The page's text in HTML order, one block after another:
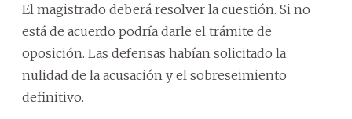
El magistrado deberá resolver la cuestión. Si no
está de acuerdo podría darle el trámite de
oposición. Las defensas habían solicitado la
nulidad de la acusación y el sobreseimiento
definitivo.